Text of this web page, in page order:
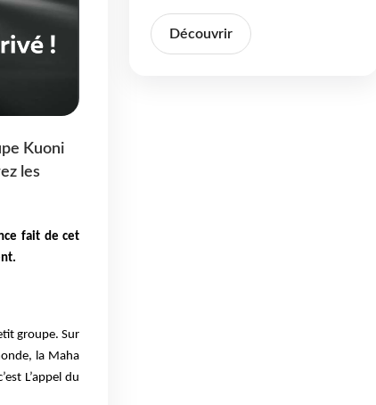
Kuoni
les
fait de cet
groupe. Sur
la Maha
L’appel du
Découvrir